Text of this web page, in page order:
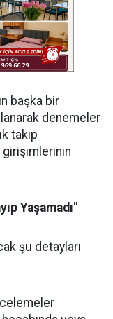
başka bir
denemeler
takip
girişimlerinin
Yaşamadı"
şu detayları